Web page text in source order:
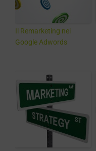
Il Remarketing nei
Google Adwords